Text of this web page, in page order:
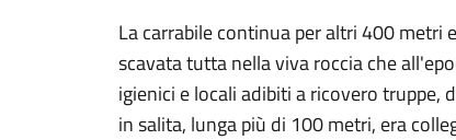
La carrabile continua per altri 400 metri
scavata tutta nella viva roccia che
igienici e locali adibiti a ricovero truppe,
in salita, lunga più di 100 metri, era